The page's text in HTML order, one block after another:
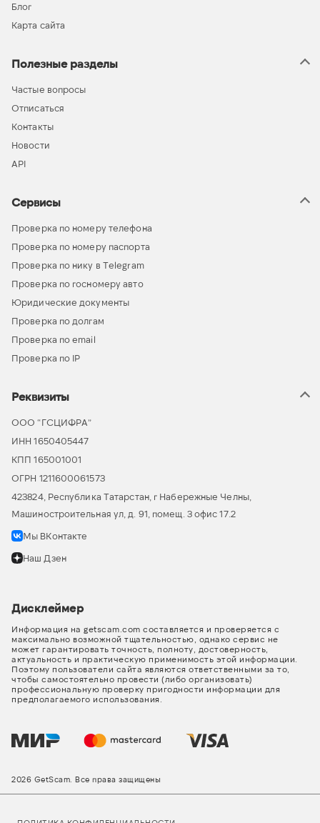
Блог
Карта сайта
Полезные разделы
Частые вопросы
Отписаться
Контакты
Новости
API
Сервисы
Проверка по номеру телефона
Проверка по номеру паспорта
Проверка по нику в Telegram
Проверка по госномеру авто
Юридические документы
Проверка по долгам
Проверка по email
Проверка по IP
Реквизиты
ООО “ГСЦИФРА”
ИНН 1650405447
КПП 165001001
ОГРН 1211600061573
423824, Республика Татарстан, г Набережные Челны,
Машиностроительная ул, д. 91, помещ. 3 офис 17.2
Мы ВКонтакте
Наш Дзен
Дисклеймер
Информация на getscam.com составляется и проверяется с
максимально возможной тщательностью, однако сервис не
может гарантировать точность, полноту, достоверность,
актуальность и практическую применимость этой информации.
Поэтому пользователи сайта являются ответственными за то,
чтобы самостоятельно провести (либо организовать)
профессиональную проверку пригодности информации для
предполагаемого использования.
2026 GetScam. Все права защищены